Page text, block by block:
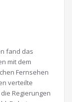
fand das
mit dem
Fernsehen
verteilte
Regierungen